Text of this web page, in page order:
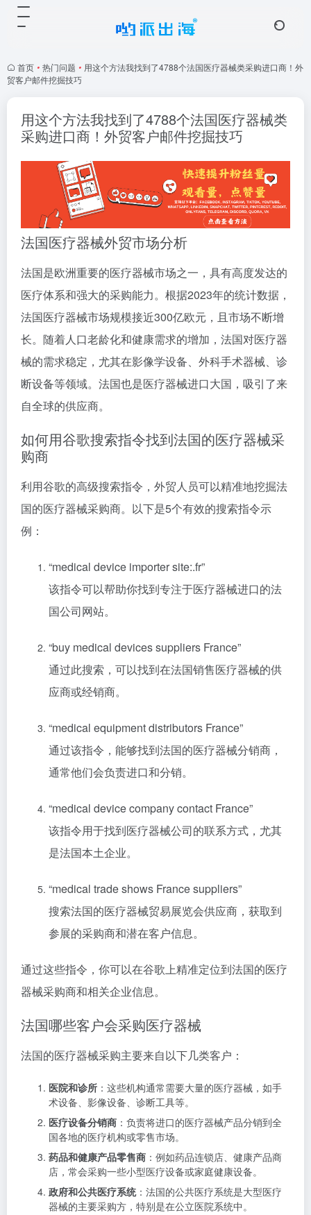
首页 • 热门问题 • 用这个方法我找到了4788个法国医疗器械类采购进口商！外
贸客户邮件挖掘技巧
用这个方法我找到了4788个法国医疗器械类
采购进口商！外贸客户邮件挖掘技巧
法国医疗器械外贸市场分析
法国是欧洲重要的医疗器械市场之一，具有高度发达的
医疗体系和强大的采购能力。根据2023年的统计数据，
法国医疗器械市场规模接近300亿欧元，且市场不断增
长。随着人口老龄化和健康需求的增加，法国对医疗器
械的需求稳定，尤其在影像学设备、外科手术器械、诊
断设备等领域。法国也是医疗器械进口大国，吸引了来
自全球的供应商。
如何用谷歌搜索指令找到法国的医疗器械采
购商
利用谷歌的高级搜索指令，外贸人员可以精准地挖掘法
国的医疗器械采购商。以下是5个有效的搜索指令示
例：
“medical device importer site:.fr”
该指令可以帮助你找到专注于医疗器械进口的法
国公司网站。
“buy medical devices suppliers France”
通过此搜索，可以找到在法国销售医疗器械的供
应商或经销商。
“medical equipment distributors France”
通过该指令，能够找到法国的医疗器械分销商，
通常他们会负责进口和分销。
“medical device company contact France”
该指令用于找到医疗器械公司的联系方式，尤其
是法国本土企业。
“medical trade shows France suppliers”
搜索法国的医疗器械贸易展览会供应商，获取到
参展的采购商和潜在客户信息。
通过这些指令，你可以在谷歌上精准定位到法国的医疗
器械采购商和相关企业信息。
法国哪些客户会采购医疗器械
法国的医疗器械采购主要来自以下几类客户：
医院和诊所 ：这些机构通常需要大量的医疗器械，如手
术设备、影像设备、诊断工具等。
医疗设备分销商 ：负责将进口的医疗器械产品分销到全
国各地的医疗机构或零售市场。
药品和健康产品零售商 ：例如药品连锁店、健康产品商
店，常会采购一些小型医疗设备或家庭健康设备。
政府和公共医疗系统：法国的公共医疗系统是大型医疗
器械的主要采购方，特别是在公立医院系统中。